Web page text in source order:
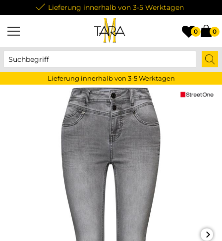
Lieferung innerhalb von 3-5 Werktagen
0 0
Lieferung innerhalb von 3-5 Werktagen